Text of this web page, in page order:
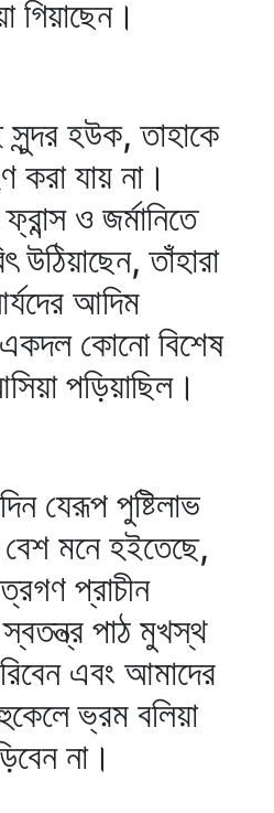
গিয়াছেন।
হউক, তাহাকে
করা যায় না।
ও জর্মানিতে
উঠিয়াছেন, তাঁহারা
আদিম
কোনো বিশেষ
পড়িয়াছিল।
যেরূপ পুষ্টিলাভ
বেশ মনে হইতেছে,
প্রাচীন
পাঠ মুখস্থ
এবং আমাদের
ভ্রম বলিয়া
না।